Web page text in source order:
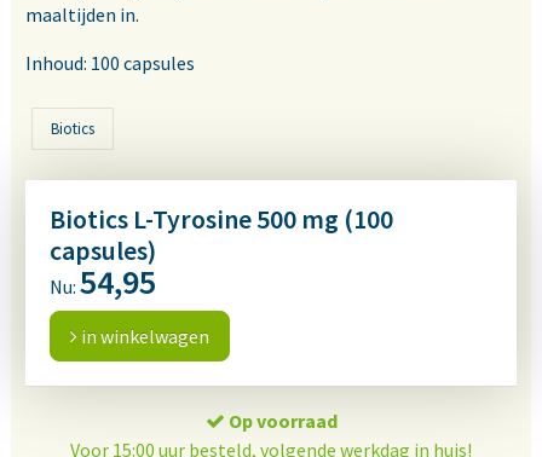
maaltijden in.
Inhoud: 100 capsules
Biotics
Biotics L-Tyrosine 500 mg (100
capsules)
Nu: 54,95
in winkelwagen
Op voorraad
Voor 15:00 uur besteld, volgende werkdag in huis!